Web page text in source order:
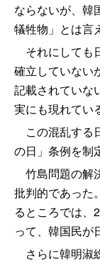
ならないが、韓
犠牲物」とは言
それにしても
確立していない
記載されていな
実にも現れてい
この混乱する
の日」条例を制
竹島問題の解
批判的であった
るところでは、
って、韓国民が
さらに韓明淑